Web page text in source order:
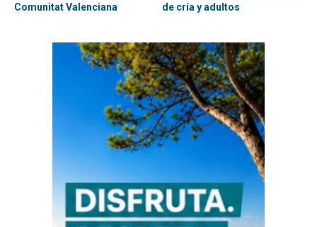
Comunitat Valenciana
de cría y adultos